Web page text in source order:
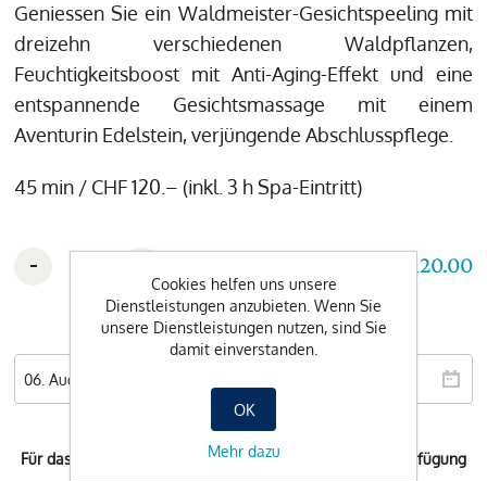
Geniessen Sie ein Waldmeister-Gesichtspeeling mit
dreizehn verschiedenen Waldpflanzen,
Feuchtigkeitsboost mit Anti-Aging-Effekt und eine
entspannende Gesichtsmassage mit einem
Aventurin Edelstein, verjüngende Abschlusspflege.
45 min / CHF 120.– (inkl. 3 h Spa-Eintritt)
CHF 120.00
- +
Wunschdatum
Für das ausgewählte Datum steht keine Buchung zur Verfügung
Cookies helfen uns unsere
Dienstleistungen anzubieten. Wenn Sie
unsere Dienstleistungen nutzen, sind Sie
damit einverstanden.
OK
Mehr dazu